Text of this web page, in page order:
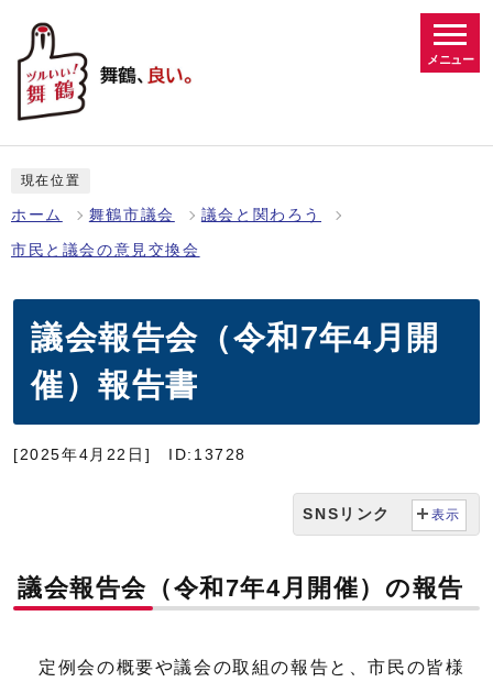
メニュー
現在位置
ホーム 舞鶴市議会 議会と関わろう
市民と議会の意見交換会
議会報告会（令和7年4月開
催）報告書
[2025年4月22日] ID:13728
SNSリンク 表示
議会報告会（令和7年4月開催）の報告
定例会の概要や議会の取組の報告と、市民の皆様